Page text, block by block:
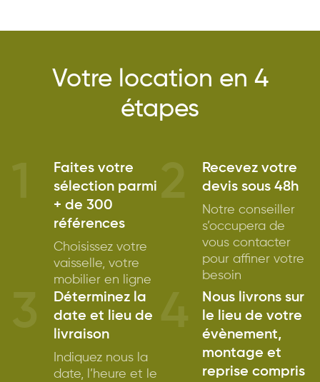
Votre location en 4
étapes
Faites votre
sélection parmi
+ de 300
références
Choisissez votre
vaisselle, votre
mobilier en ligne
Recevez votre
devis sous 48h
Notre conseiller
s’occupera de
vous contacter
pour affiner votre
besoin
Déterminez la
date et lieu de
livraison
Indiquez nous la
date, l’heure et le
Nous livrons sur
le lieu de votre
évènement,
montage et
reprise compris